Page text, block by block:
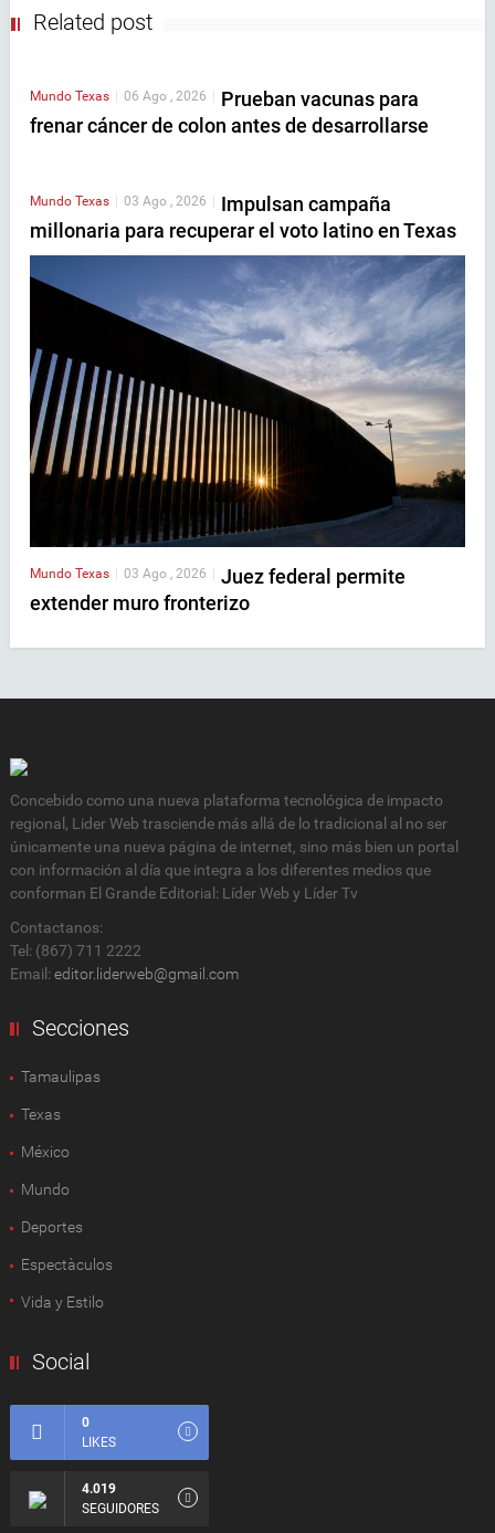
Related post
Mundo Texas 06 Ago , 2026
Prueban vacunas para
frenar cáncer de colon antes de desarrollarse
Mundo Texas | 03 Ago , 2026 | Impulsan campaña
millonaria para recuperar el voto latino en Texas
Mundo Texas | 03 Ago , 2026 | Juez federal permite
extender muro fronterizo
Concebido como una nueva plataforma tecnológica de impacto
regional, Lider Web trasciende más allá de lo tradicional al no ser
únicamente una nueva página de internet, sino más bien un portal
con información al día que integra a los diferentes medios que
conforman El Grande Editorial: Líder Web y Líder Tv
Contactanos:
Tel: (867) 711 2222
Email: editor.liderweb@gmail.com
Secciones
Tamaulipas
Texas
México
Mundo
Deportes
Espectàculos
Vida y Estilo
Social
0
LIKES
4.019
SEGUIDORES